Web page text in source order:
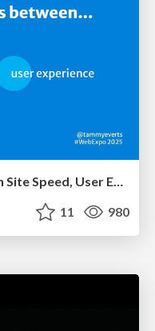
Connecting the Dots Between Site Speed, User Experience & Your Business [WebExpo 2025]
11 980